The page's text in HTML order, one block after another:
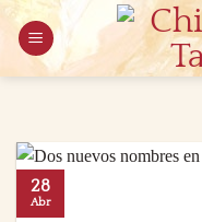
Saltar
contenido
28
Abr